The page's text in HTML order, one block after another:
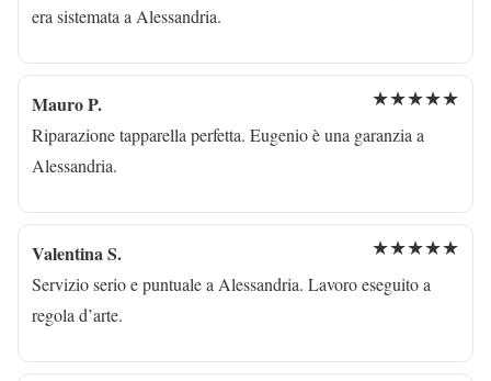
era sistemata a Alessandria.
Mauro P. ★★★★★
Riparazione tapparella perfetta. Eugenio è una garanzia a
Alessandria.
Valentina S. ★★★★★
Servizio serio e puntuale a Alessandria. Lavoro eseguito a
regola d’arte.